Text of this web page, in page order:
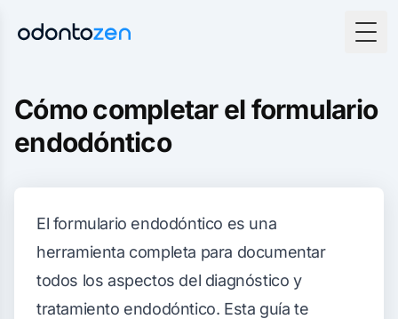
Cómo completar el formulario
endodóntico
El formulario endodóntico es una
herramienta completa para documentar
todos los aspectos del diagnóstico y
tratamiento endodóntico. Esta guía te